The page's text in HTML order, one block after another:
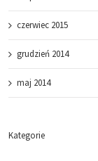
czerwiec 2015
grudzień 2014
maj 2014
Kategorie